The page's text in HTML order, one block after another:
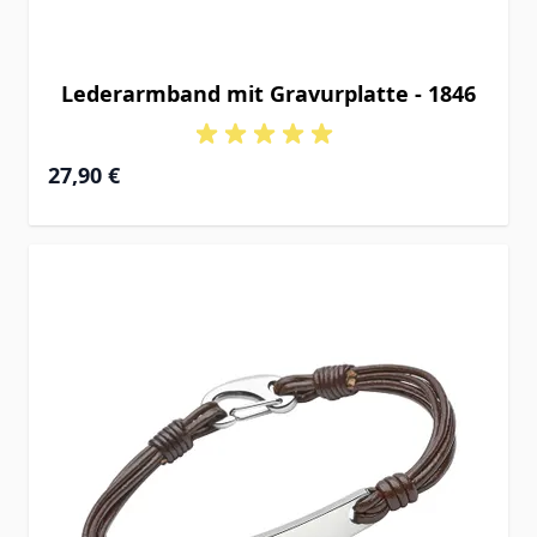
Lederarmband mit Gravurplatte - 1846
27,90 €